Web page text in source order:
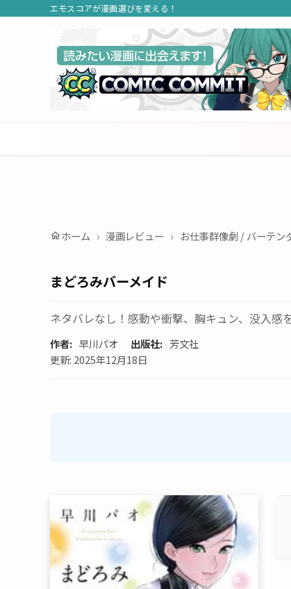
エモスコアが漫画選びを変える！
homeホーム 漫画レビュー お仕事群像劇 / バーテン
まどろみバーメイド
ネタバレなし！感動や衝撃、胸キュン、没入感
作者: 早川パオ 出版社: 芳文社
更新: 2025年12月18日